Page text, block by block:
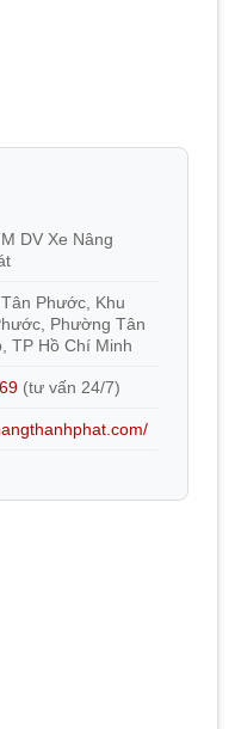
DV Xe Nâng
Phước, Khu
Phường Tân
TP Hồ Chí Minh
(tư vấn 24/7)